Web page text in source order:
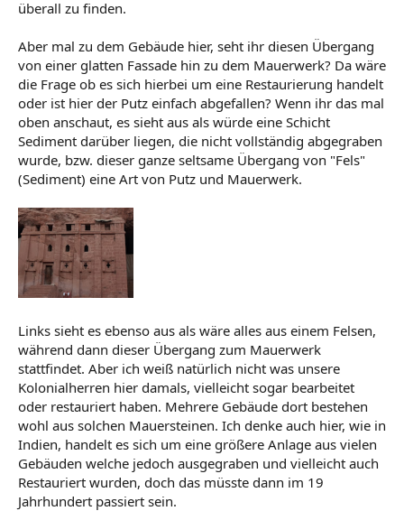
überall zu finden.
Aber mal zu dem Gebäude hier, seht ihr diesen Übergang
von einer glatten Fassade hin zu dem Mauerwerk? Da wäre
die Frage ob es sich hierbei um eine Restaurierung handelt
oder ist hier der Putz einfach abgefallen? Wenn ihr das mal
oben anschaut, es sieht aus als würde eine Schicht
Sediment darüber liegen, die nicht vollständig abgegraben
wurde, bzw. dieser ganze seltsame Übergang von "Fels"
(Sediment) eine Art von Putz und Mauerwerk.
Links sieht es ebenso aus als wäre alles aus einem Felsen,
während dann dieser Übergang zum Mauerwerk
stattfindet. Aber ich weiß natürlich nicht was unsere
Kolonialherren hier damals, vielleicht sogar bearbeitet
oder restauriert haben. Mehrere Gebäude dort bestehen
wohl aus solchen Mauersteinen. Ich denke auch hier, wie in
Indien, handelt es sich um eine größere Anlage aus vielen
Gebäuden welche jedoch ausgegraben und vielleicht auch
Restauriert wurden, doch das müsste dann im 19
Jahrhundert passiert sein.